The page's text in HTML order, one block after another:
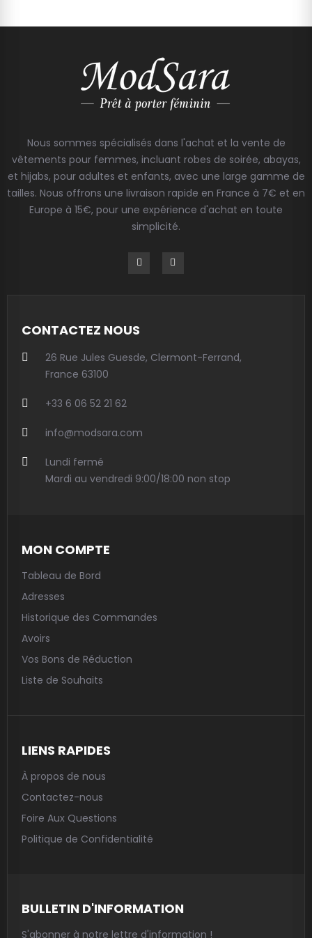
Nous sommes spécialisés dans l'achat et la vente de
vêtements pour femmes, incluant robes de soirée, abayas,
et hijabs, pour adultes et enfants, avec une large gamme de
tailles. Nous offrons une livraison rapide en France à 7€ et en
Europe à 15€, pour une expérience d'achat en toute
simplicité.
CONTACTEZ NOUS
26 Rue Jules Guesde, Clermont-Ferrand,
France 63100
+33 6 06 52 21 62
info@modsara.com
Lundi fermé
Mardi au vendredi 9:00/18:00 non stop
MON COMPTE
Tableau de Bord
Adresses
Historique des Commandes
Avoirs
Vos Bons de Réduction
Liste de Souhaits
LIENS RAPIDES
À propos de nous
Contactez-nous
Foire Aux Questions
Politique de Confidentialité
BULLETIN D'INFORMATION
S'abonner à notre lettre d'information !